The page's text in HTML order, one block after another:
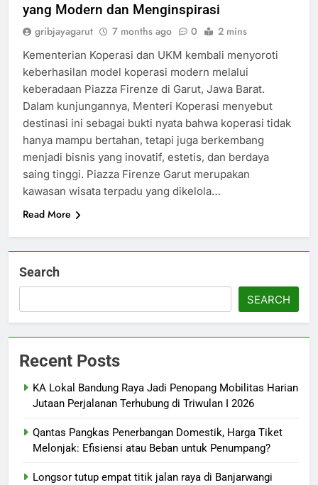
yang Modern dan Menginspirasi
gribjayagarut 7 months ago 0 2 mins
Kementerian Koperasi dan UKM kembali menyoroti
keberhasilan model koperasi modern melalui
keberadaan Piazza Firenze di Garut, Jawa Barat.
Dalam kunjungannya, Menteri Koperasi menyebut
destinasi ini sebagai bukti nyata bahwa koperasi tidak
hanya mampu bertahan, tetapi juga berkembang
menjadi bisnis yang inovatif, estetis, dan berdaya
saing tinggi. Piazza Firenze Garut merupakan
kawasan wisata terpadu yang dikelola…
Read More
Search
SEARCH
Recent Posts
KA Lokal Bandung Raya Jadi Penopang Mobilitas Harian
Jutaan Perjalanan Terhubung di Triwulan I 2026
Qantas Pangkas Penerbangan Domestik, Harga Tiket
Melonjak: Efisiensi atau Beban untuk Penumpang?
Longsor tutup empat titik jalan raya di Banjarwangi